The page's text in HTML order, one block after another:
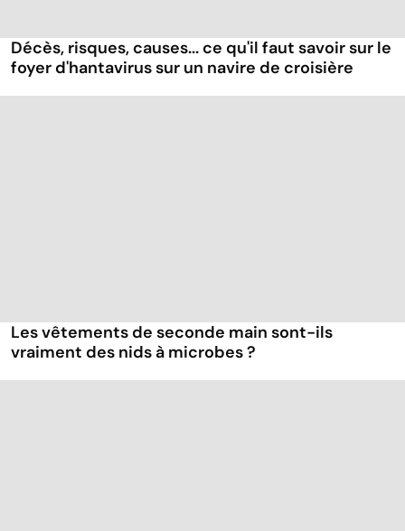
Décès, risques, causes... ce qu'il faut savoir sur le
foyer d'hantavirus sur un navire de croisière
Les vêtements de seconde main sont-ils
vraiment des nids à microbes ?